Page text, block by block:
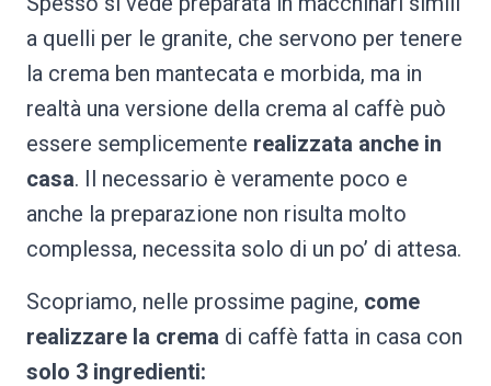
a quelli per le granite, che servono per tenere
la crema ben mantecata e morbida, ma in
realtà una versione della crema al caffè può
essere semplicemente realizzata anche in
casa. Il necessario è veramente poco e
anche la preparazione non risulta molto
complessa, necessita solo di un po’ di attesa.
Scopriamo, nelle prossime pagine, come
realizzare la crema di caffè fatta in casa con
solo 3 ingredienti: